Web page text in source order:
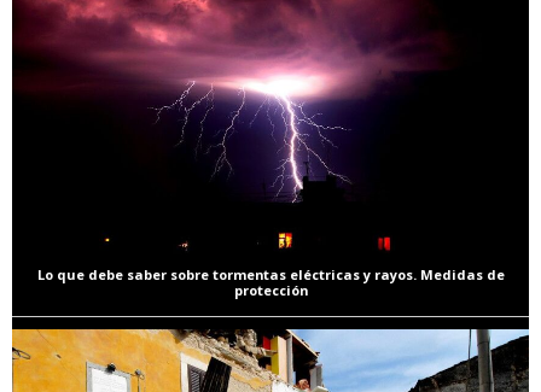
Lo que debe saber sobre tormentas eléctricas y rayos. Medidas de
protección